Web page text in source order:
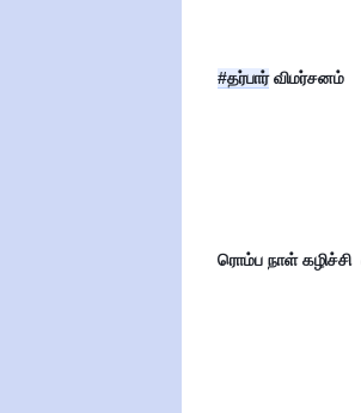
#தர்பார் விமர்சனம்
ரொம்ப நாள் கழிச்சி